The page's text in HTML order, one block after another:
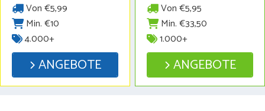
Von €5,99
Min. €10
4.000+
ANGEBOTE
Von €5,95
Min. €33,50
1.000+
ANGEBOTE